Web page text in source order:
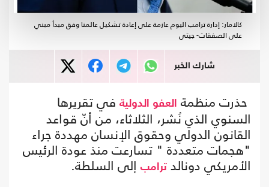
كالامار: إدارة ترامب اليوم عازمة على إعادة تشكيل عالمنا وفق مبدأ مبني
على الصفقات- جيتي
شارك الخبر
حذرت منظمة العفو الدولية في تقريرها
السنوي الذي نُشر، الثلاثاء، من أنّ قواعد
القانون الدولي وحقوق الإنسان مهددة جراء
"هجمات متعددة " تسارعت منذ عودة الرئيس
الأمريكي دونالد ترامب إلى السلطة.